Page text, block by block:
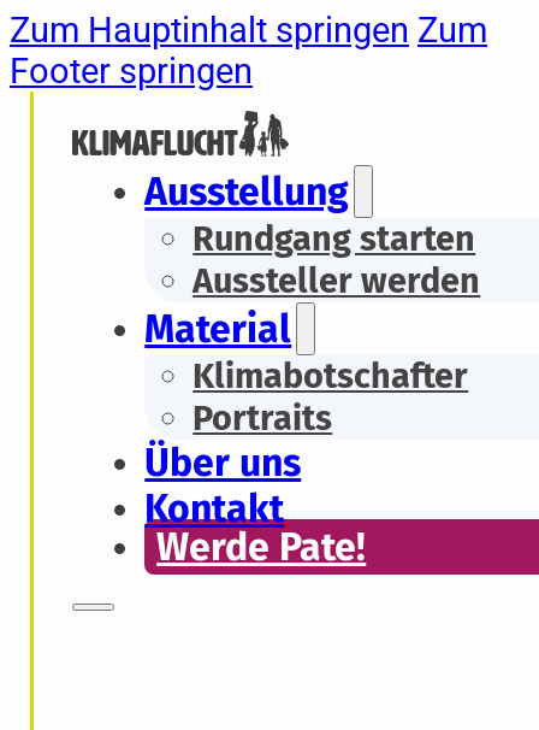
Zum Hauptinhalt springen Zum
Footer springen
Ausstellung
Rundgang starten
Aussteller werden
Material
Klimabotschafter
Portraits
Über uns
Kontakt
Werde Pate!